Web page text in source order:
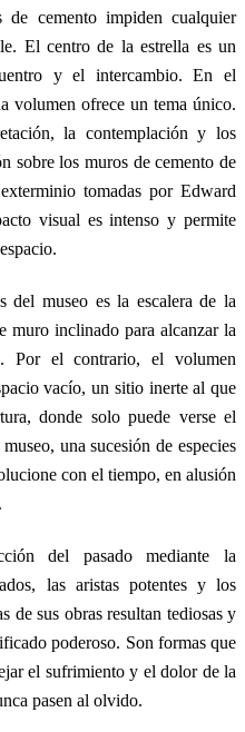
cemento impiden cualquier
El centro de la estrella es un
y el intercambio. En el
volumen ofrece un tema único.
la contemplación y los
sobre los muros de cemento de
tomadas por Edward
visual es intenso y permite
y espacio.
del museo es la escalera de la
muro inclinado para alcanzar la
Por el contrario, el volumen
vacío, un sitio inerte al que
donde solo puede verse el
una sucesión de especies
con el tiempo, en alusión
del pasado mediante la
las aristas potentes y los
de sus obras resultan tediosas y
poderoso. Son formas que
el sufrimiento y el dolor de la
pasen al olvido.